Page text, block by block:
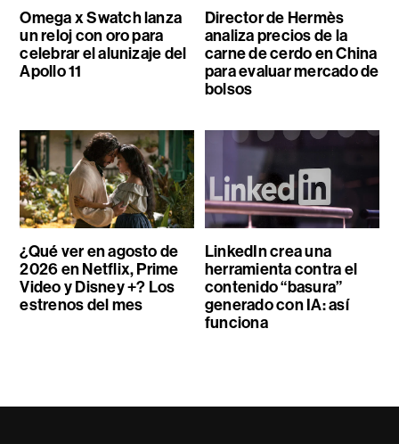
Omega x Swatch lanza
un reloj con oro para
celebrar el alunizaje del
Apollo 11
Director de Hermès
analiza precios de la
carne de cerdo en China
para evaluar mercado de
bolsos
¿Qué ver en agosto de
2026 en Netflix, Prime
Video y Disney +? Los
estrenos del mes
LinkedIn crea una
herramienta contra el
contenido “basura”
generado con IA: así
funciona